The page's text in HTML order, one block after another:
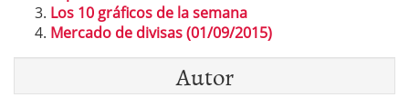
Los 10 gráficos de la semana
Mercado de divisas (01/09/2015)
Autor